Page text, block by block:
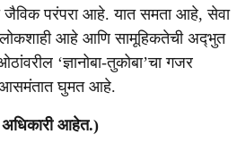
जैविक परंपरा आहे. यात समता आहे, सेवा
आहे आणि सामूहिकतेची अद्‍भुत
‘ज्ञानोबा-तुकोबा’चा गजर
आसमंतात घुमत आहे.
अधिकारी आहेत.)